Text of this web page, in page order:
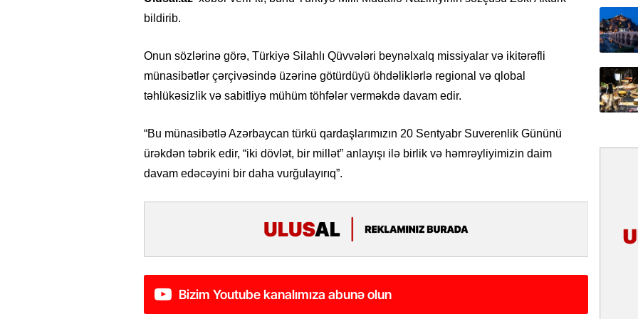
bildirib.
Onun sözlərinə görə, Türkiyə Silahlı Qüvvələri beynəlxalq missiyalar və ikitərəfli
münasibətlər çərçivəsində üzərinə götürdüyü öhdəliklərlə regional və qlobal
təhlükəsizlik və sabitliyə mühüm töhfələr verməkdə davam edir.
“Bu münasibətlə Azərbaycan türkü qardaşlarımızın 20 Sentyabr Suverenlik Gününü
ürəkdən təbrik edir, “iki dövlət, bir millət” anlayışı ilə birlik və həmrəyliyimizin daim
davam edəcəyini bir daha vurğulayırıq”.
Bizim Youtube kanalımıza abunə olun
İlin ilk
çox
Yeni